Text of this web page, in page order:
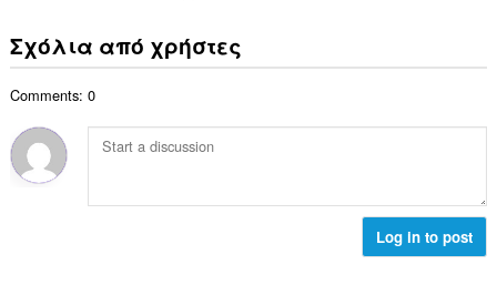
ε
ω
ο
ο
γ
ε
:
α
θ
λ
ο
ο
β
α
ο
Σχόλια από χρήστες
Comments: 0
Log in to post